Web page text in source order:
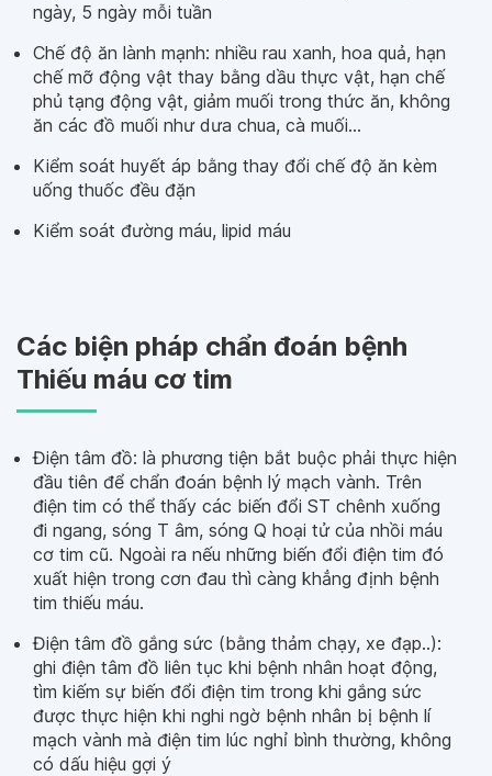
ngày, 5 ngày mỗi tuần
Chế độ ăn lành mạnh: nhiều rau xanh, hoa quả, hạn
chế mỡ động vật thay bằng dầu thực vật, hạn chế
phủ tạng động vật, giảm muối trong thức ăn, không
ăn các đồ muối như dưa chua, cà muối…
Kiểm soát huyết áp bằng thay đổi chế độ ăn kèm
uống thuốc đều đặn
Kiểm soát đường máu, lipid máu
Các biện pháp chẩn đoán bệnh
Thiếu máu cơ tim
Điện tâm đồ: là phương tiện bắt buộc phải thực hiện
đầu tiên để chẩn đoán bệnh lý mạch vành. Trên
điện tim có thể thấy các biến đổi ST chênh xuống
đi ngang, sóng T âm, sóng Q hoại tử của nhồi máu
cơ tim cũ. Ngoài ra nếu những biến đổi điện tim đó
xuất hiện trong cơn đau thì càng khẳng định bệnh
tim thiếu máu.
Điện tâm đồ gắng sức (bằng thảm chạy, xe đạp..):
ghi điện tâm đồ liên tục khi bệnh nhân hoạt động,
tìm kiếm sự biến đổi điện tim trong khi gắng sức
được thực hiện khi nghi ngờ bệnh nhân bị bệnh lí
mạch vành mà điện tim lúc nghỉ bình thường, không
có dấu hiệu gợi ý